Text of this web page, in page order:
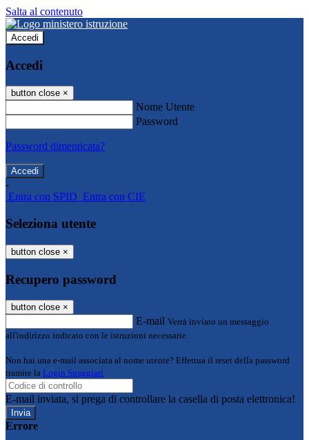
Salta al contenuto
Accedi
Accedi
button close ×
Nome Utente
Password
Password dimenticata?
-
Entra con SPID Entra con CIE
Seleziona utente
button close ×
Recupero password
button close ×
E-mail Verrà inviato un messaggio
all'indirizzo indicato con le istruzioni necessarie.
Non hai una e-mail associata al nome utente? Effettua il reset della password
tramite la Login Spaggiari
E-mail inviata, si prega di controllare la casella di posta elettronica!
Errore